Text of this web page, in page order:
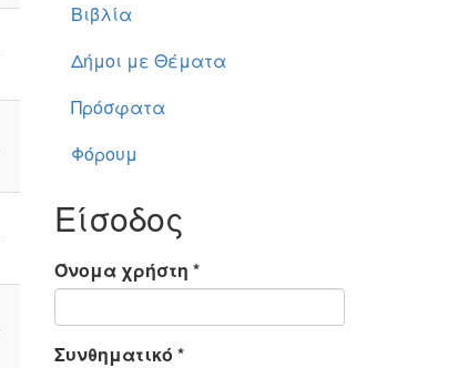
Βιβλία
Δήμοι με Θέματα
Πρόσφατα
Φόρουμ
Είσοδος
Όνομα χρήστη *
Συνθηματικό *